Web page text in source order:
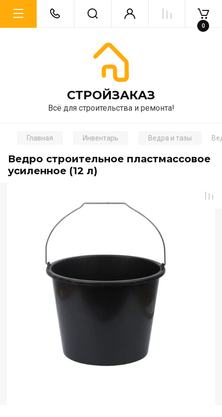
CТРОЙЗАКАЗ
Всё для строительства и ремонта!
0
Главная Инвентарь Ведра и тазы
Ведро строительное пластмассовое
усиленное (12 л)